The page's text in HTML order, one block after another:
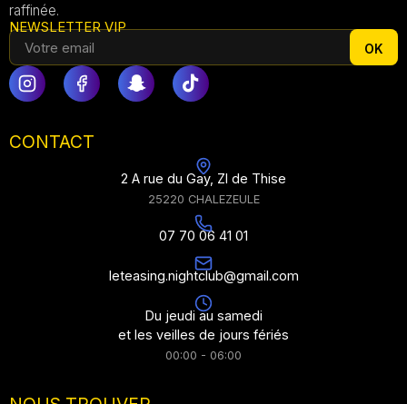
raffinée.
NEWSLETTER VIP
OK
CONTACT
2 A rue du Gay, ZI de Thise
25220 CHALEZEULE
07 70 06 41 01
leteasing.nightclub@gmail.com
Du jeudi au samedi
et les veilles de jours fériés
00:00 - 06:00